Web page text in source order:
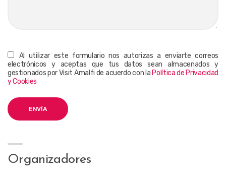
Al utilizar este formulario nos autorizas a enviarte correos
electrónicos y aceptas que tus datos sean almacenados y
gestionados por Visit Amalfi de acuerdo con la Política de Privacidad
y Cookies
Organizadores